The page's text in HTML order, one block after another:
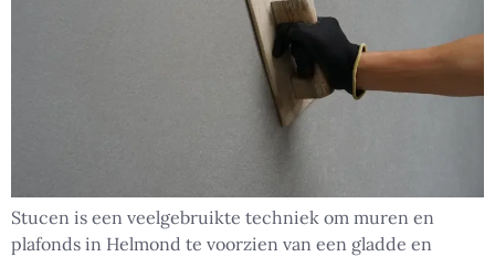
Stucen is een veelgebruikte techniek om muren en
plafonds in Helmond te voorzien van een gladde en